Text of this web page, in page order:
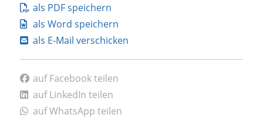
als PDF speichern
als Word speichern
als E-Mail verschicken
auf Facebook teilen
auf LinkedIn teilen
auf WhatsApp teilen